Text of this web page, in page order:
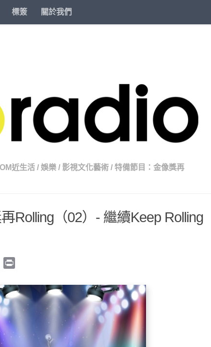
標簽 關於我們
近生活 / 娛樂 / 影視文化藝術 / 特備節目：金像獎再
Rolling（02）- 繼續Keep Rolling
Email